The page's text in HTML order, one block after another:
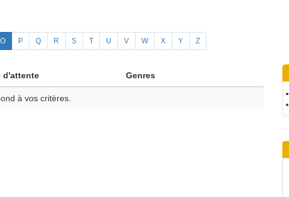
O P Q R S T U V W X Y Z
d'attente Genres
à vos critères.